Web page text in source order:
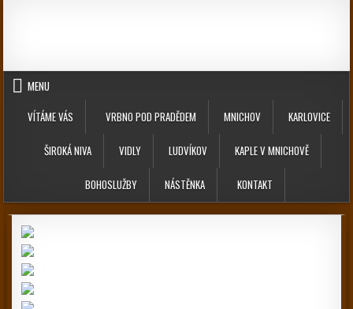
MENU
VÍTÁME VÁS
VRBNO POD PRADĚDEM MNICHOV KARLOVICE
ŠIROKÁ NIVA VIDLY LUDVÍKOV KAPLE V MNICHOVĚ
BOHOSLUŽBY NÁSTĚNKA KONTAKT